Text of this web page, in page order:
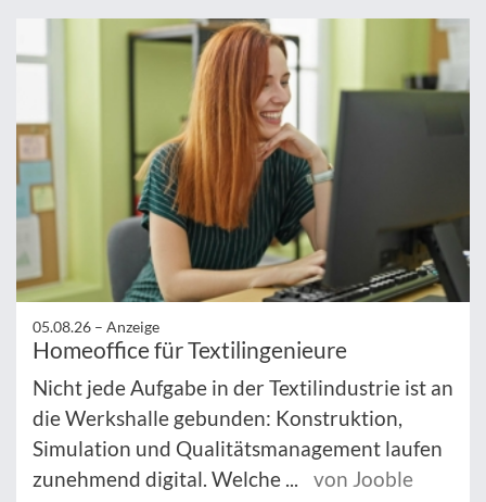
05.08.26 – Anzeige
Homeoffice für Textilingenieure
Nicht jede Aufgabe in der Textilindustrie ist an
die Werkshalle gebunden: Konstruktion,
Simulation und Qualitätsmanagement laufen
zunehmend digital. Welche ...
von Jooble